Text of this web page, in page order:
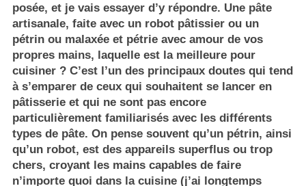
posée, et je vais essayer d’y répondre. Une pâte
artisanale, faite avec un robot pâtissier ou un
pétrin ou malaxée et pétrie avec amour de vos
propres mains, laquelle est la meilleure pour
cuisiner ? C’est l’un des principaux doutes qui tend
à s’emparer de ceux qui souhaitent se lancer en
pâtisserie et qui ne sont pas encore
particulièrement familiarisés avec les différents
types de pâte. On pense souvent qu’un pétrin, ainsi
qu’un robot, est des appareils superflus ou trop
chers, croyant les mains capables de faire
n’importe quoi dans la cuisine (j’ai longtemps